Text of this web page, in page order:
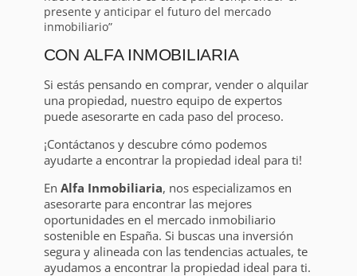
presente y anticipar el futuro del mercado
inmobiliario”
CON ALFA INMOBILIARIA
Si estás pensando en comprar, vender o alquilar
una propiedad, nuestro equipo de expertos
puede asesorarte en cada paso del proceso.
¡Contáctanos y descubre cómo podemos
ayudarte a encontrar la propiedad ideal para ti!
En Alfa Inmobiliaria, nos especializamos en
asesorarte para encontrar las mejores
oportunidades en el mercado inmobiliario
sostenible en España. Si buscas una inversión
segura y alineada con las tendencias actuales, te
ayudamos a encontrar la propiedad ideal para ti.